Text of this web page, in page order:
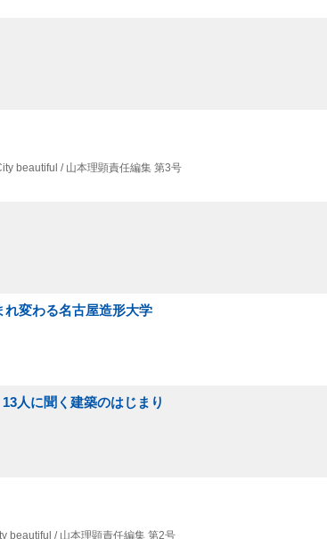
beautiful / 山本理顕責任編集 第3号
変わる名古屋造形大学
人に聞く建築のはじまり
beautiful / 山本理顕責任編集 第2号